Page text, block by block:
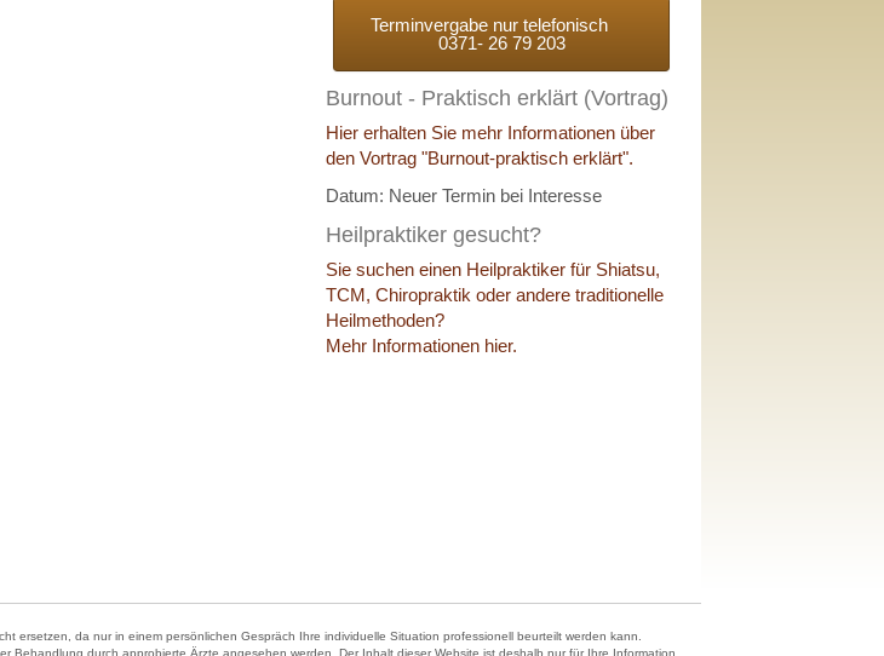
Terminvergabe nur telefonisch
0371- 26 79 203
Burnout - Praktisch erklärt (Vortrag)
Hier erhalten Sie mehr Informationen über
den Vortrag "Burnout-praktisch erklärt".
Datum: Neuer Termin bei Interesse
Heilpraktiker gesucht?
Sie suchen einen Heilpraktiker für Shiatsu,
TCM, Chiropraktik oder andere traditionelle
Heilmethoden?
Mehr Informationen hier.
ersetzen, da nur in einem persönlichen Gespräch Ihre individuelle Situation professionell beurteilt werden kann.
durch approbierte Ärzte angesehen werden. Der Inhalt dieser Website ist deshalb nur für Ihre Information